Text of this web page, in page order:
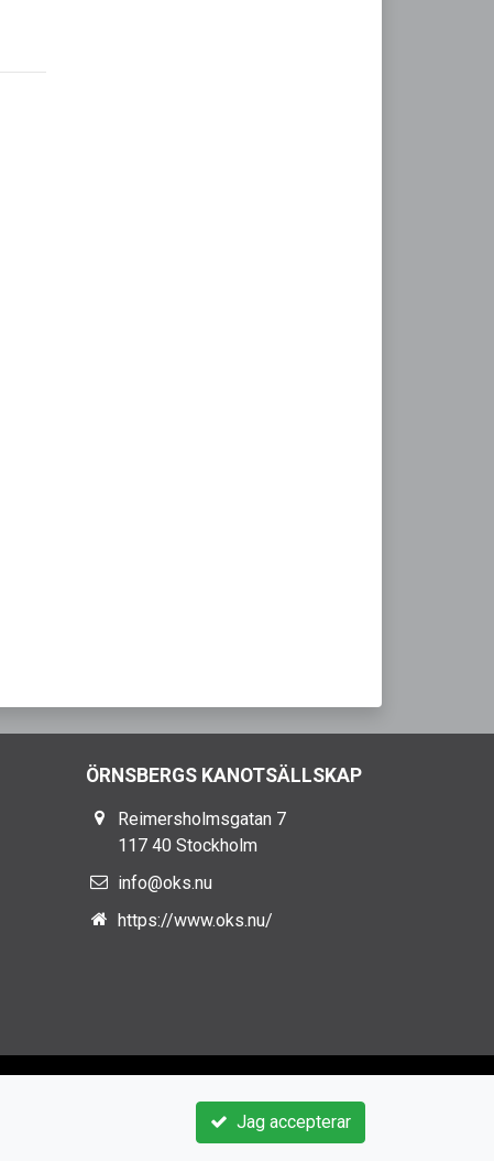
ÖRNSBERGS KANOTSÄLLSKAP
Reimersholmsgatan 7
117 40 Stockholm
info@oks.nu
https://www.oks.nu/
Jag accepterar